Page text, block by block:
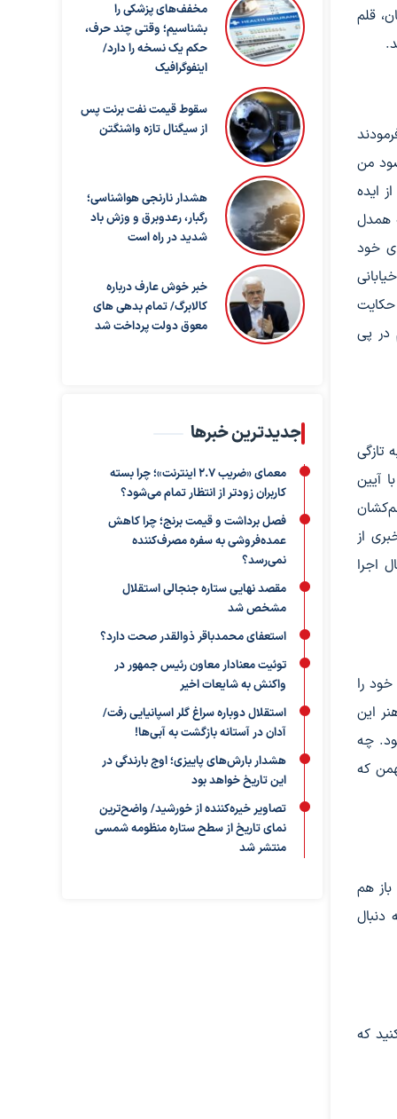
قلم
من
ایده‌
همدل
خود
در پی
آیین
از
اجرا
را
این
چه
که
هم
دنبال
که
مخفف‌های پزشکی را
بشناسیم؛ وقتی چند حرف،
حکم یک نسخه را دارد/
اینفوگرافیک
سقوط قیمت نفت برنت پس
از سیگنال تازه واشنگتن
هشدار نارنجی هواشناسی؛
رگبار، رعدوبرق و وزش باد
شدید در راه است
خبر خوش عارف درباره
کالابرگ/ تمام بدهی های
معوق دولت پرداخت شد
جدیدترین خبرها
معمای «ضریب ۲.۷ اینترنت»؛ چرا بسته
کاربران زودتر از انتظار تمام می‌شود؟
فصل برداشت و قیمت برنج؛ چرا کاهش
عمده‌فروشی به سفره مصرف‌کننده
نمی‌رسد؟
مقصد نهایی ستاره جنجالی استقلال
مشخص شد
استعفای محمدباقر ذوالقدر صحت دارد؟
توئیت معنادار معاون رئیس جمهور در
واکنش به شایعات اخیر
استقلال دوباره سراغ گلر اسپانیایی رفت/
آدان در آستانه بازگشت به آبی‌ها!
هشدار بارش‌های پاییزی؛ اوج بارندگی در
این تاریخ خواهد بود
تصاویر خیره‌کننده از خورشید/ واضح‌ترین
نمای تاریخ از سطح ستاره منظومه شمسی
منتشر شد